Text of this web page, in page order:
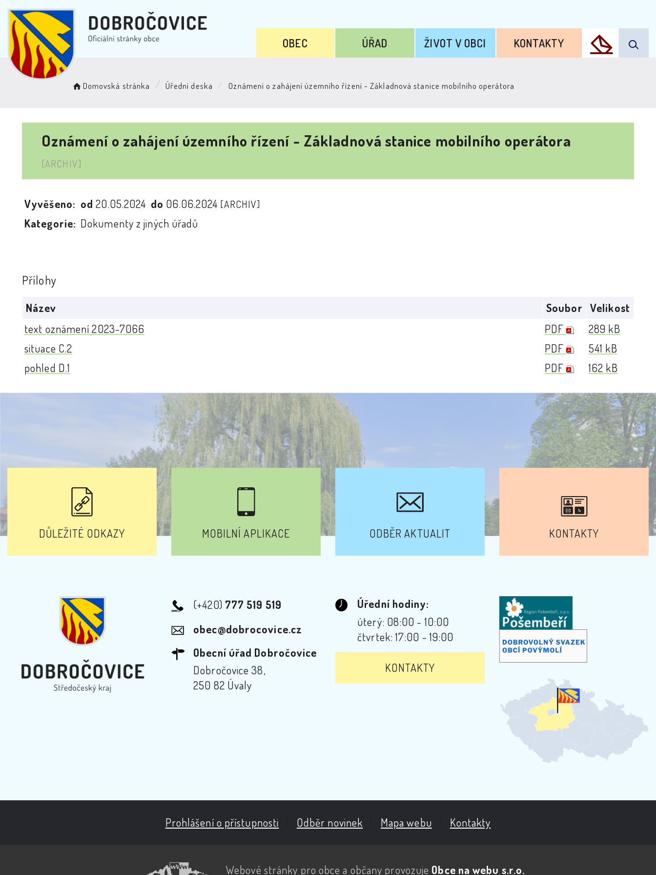
OBEC ÚŘAD ŽIVOT V OBCI KONTAKTY
Domovská stránka Úřední deska Oznámení o zahájení územního řízení - Základnová stanice mobilního operátora
Oznámení o zahájení územního řízení - Základnová stanice mobilního operátora
[ARCHIV]
Vyvěšeno: od20.05.2024 do 06.06.2024 [ARCHIV]
Kategorie: Dokumenty z jiných úřadů
Přílohy
Název Soubor
Velikost
text oznámení 2023-7066
PDF
289 kB
situace C.2
PDF
541 kB
pohled D.1
PDF 162 kB
DŮLEŽITÉ ODKAZY MOBILNÍ APLIKACE ODBĚR AKTUALIT KONTAKTY
(+420) 777 519 519
obec@dobrocovice.cz
Obecní úřad Dobročovice
Dobročovice 38,
250 82 Úvaly
Úřední hodiny:
úterý: 08:00 - 10:00
čtvrtek: 17:00 - 19:00
KONTAKTY
Prohlášení o přístupnosti Odběr novinek Mapa webu Kontakty
Webové stránky pro obce a občany provozuje Obce na webu s.r.o.